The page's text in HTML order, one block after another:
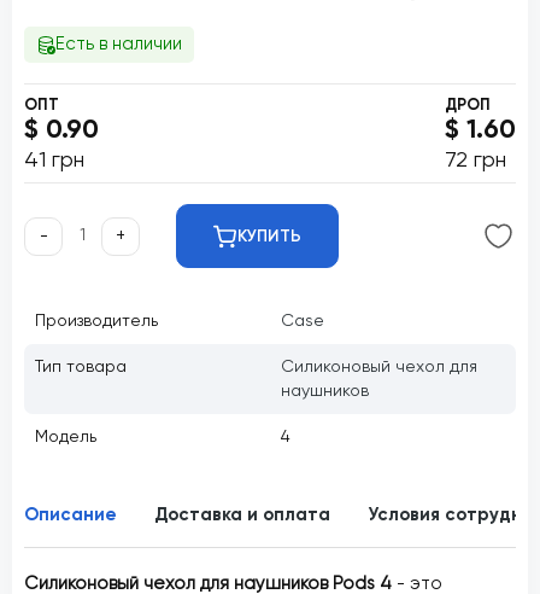
Есть в наличии
ОПТ
$ 0.90
41 грн
ДРОП
$ 1.60
72 грн
- + КУПИТЬ
Производитель Case
Тип товара
Силиконовый чехол для
наушников
Модель 4
Описание Доставка и оплата Условия
Силиконовый чехол для наушников Pods 4 - это